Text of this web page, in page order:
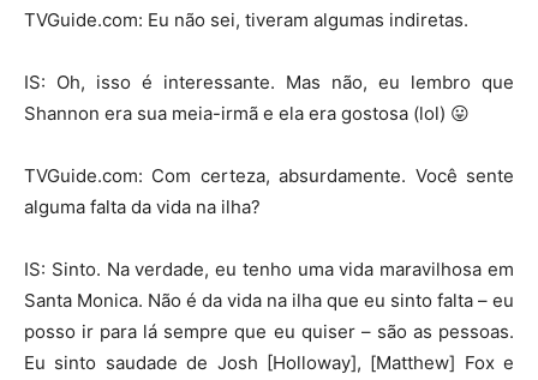
TVGuide.com: Eu não sei, tiveram algumas indiretas.
IS: Oh, isso é interessante. Mas não, eu lembro que
Shannon era sua meia-irmã e ela era gostosa (lol) 😛
TVGuide.com: Com certeza, absurdamente. Você sente
alguma falta da vida na ilha?
IS: Sinto. Na verdade, eu tenho uma vida maravilhosa em
Santa Monica. Não é da vida na ilha que eu sinto falta – eu
posso ir para lá sempre que eu quiser – são as pessoas.
Eu sinto saudade de Josh [Holloway], [Matthew] Fox e